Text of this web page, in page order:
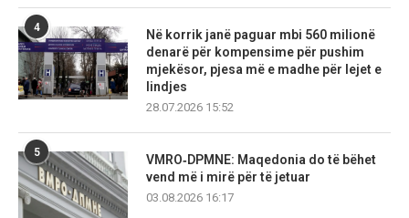
4
Në korrik janë paguar mbi 560 milionë
denarë për kompensime për pushim
mjekësor, pjesa më e madhe për lejet e
lindjes
28.07.2026 15:52
5
VMRO‑DPMNE: Maqedonia do të bëhet
vend më i mirë për të jetuar
03.08.2026 16:17